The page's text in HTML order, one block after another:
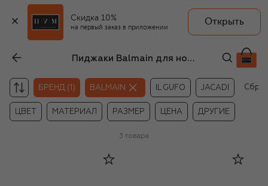
Скидка 10%
на первый заказ в приложении
Открыть
Пиджаки Balmain для новорождённых
БРЕНД (1) BALMAIN IL GUFO JACADI
ЦВЕТ МАТЕРИАЛ РАЗМЕР ЦЕНА ДРУГИЕ
3 товара